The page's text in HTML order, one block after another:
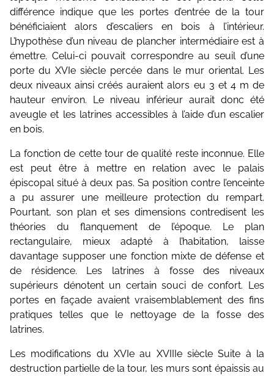
différence indique que les portes d’entrée de la tour
bénéficiaient alors d’escaliers en bois à l’intérieur.
L’hypothèse d’un niveau de plancher intermédiaire est à
émettre. Celui-ci pouvait correspondre au seuil d’une
porte du XVIe siècle percée dans le mur oriental. Les
deux niveaux ainsi créés auraient alors eu 3 et 4 m de
hauteur environ. Le niveau inférieur aurait donc été
aveugle et les latrines accessibles à l’aide d’un escalier
en bois.
La fonction de cette tour de qualité reste inconnue. Elle
est peut être à mettre en relation avec le palais
épiscopal situé à deux pas. Sa position contre l’enceinte
a pu assurer une meilleure protection du rempart.
Pourtant, son plan et ses dimensions contredisent les
théories du flanquement de l’époque. Le plan
rectangulaire, mieux adapté à l’habitation, laisse
davantage supposer une fonction mixte de défense et
de résidence. Les latrines à fosse des niveaux
supérieurs dénotent un certain souci de confort. Les
portes en façade avaient vraisemblablement des fins
pratiques telles que le nettoyage de la fosse des
latrines.
Les modifications du XVIe au XVIIIe siècle Suite à la
destruction partielle de la tour, les murs sont épaissis au